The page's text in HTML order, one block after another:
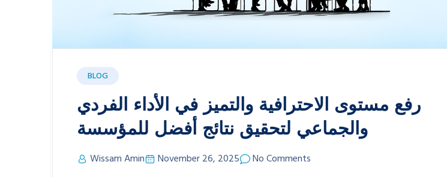
BLOG
رفع مستوى الاحترافية والتميز في الأداء الفردي
والجماعي لتحقيق نتائج أفضل للمؤسسة
Wissam Amin November 26, 2025
No Comments